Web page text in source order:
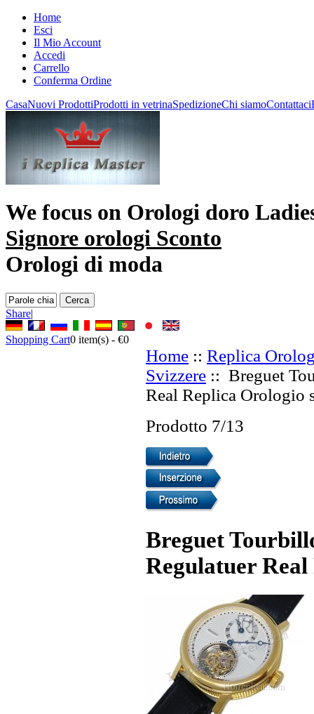
Home
Esci
Il Mio Account
Accedi
Carrello
Conferma Ordine
CasaNuovi ProdottiProdotti in vetrinaSpedizioneChi siamoContattaci
We focus on Orologi doro
Signore orologi Sconto
Orologi di moda
Share|
Shopping Cart0 item(s) - €0
Home :: Replica
Svizzere :: Breguet
Real Replica Orologio
Prodotto 7/13
Breguet
Regulatuer